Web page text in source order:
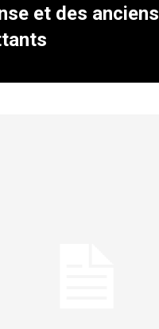
et des anciens